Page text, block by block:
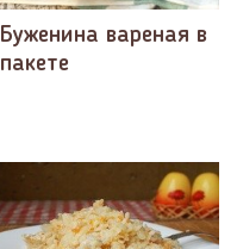
Буженина вареная в
пакете